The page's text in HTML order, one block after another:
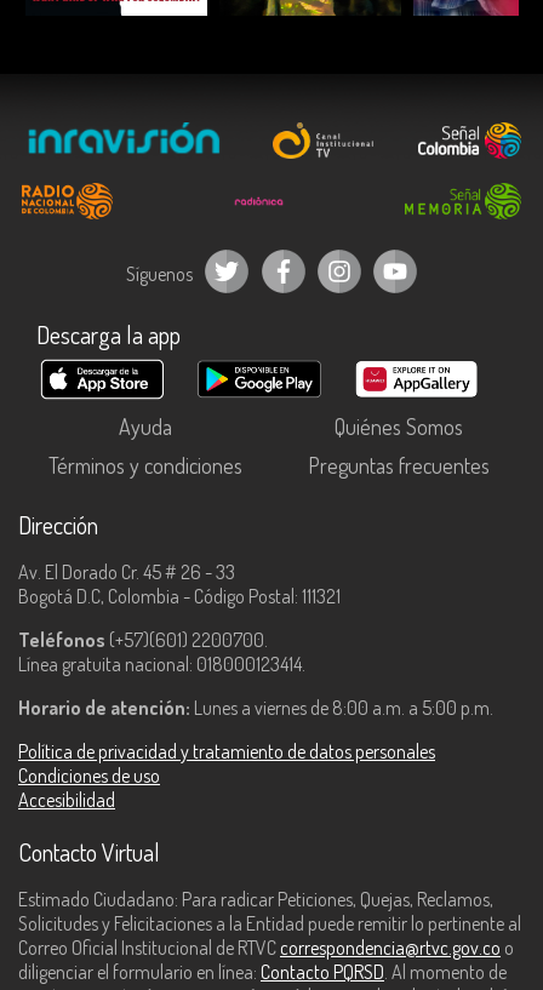
Síguenos
Descarga la app
Ayuda
Quiénes Somos
Términos y condiciones
Preguntas frecuentes
Dirección
Av. El Dorado Cr. 45 # 26 - 33
Bogotá D.C, Colombia - Código Postal: 111321
Teléfonos (+57)(601) 2200700.
Línea gratuita nacional: 018000123414.
Horario de atención: Lunes a viernes de 8:00 a.m. a 5:00 p.m.
Política de privacidad y tratamiento de datos personales
Condiciones de uso
Accesibilidad
Contacto Virtual
Estimado Ciudadano: Para radicar Peticiones, Quejas, Reclamos,
Solicitudes y Felicitaciones a la Entidad puede remitir lo pertinente al
Correo Oficial Institucional de RTVC correspondencia@rtvc.gov.co o
diligenciar el formulario en línea: Contacto PQRSD. Al momento de